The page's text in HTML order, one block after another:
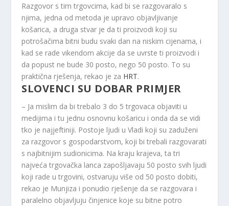
Razgovor s tim trgovcima, kad bi se razgovaralo s
njima, jedna od metoda je upravo objavljivanje
košarica, a druga stvar je da ti proizvodi koji su
potrošačima bitni budu svaki dan na niskim cijenama, i
kad se rade vikendom akcije da se uvrste ti proizvodi i
da popust ne bude 30 posto, nego 50 posto. To su
praktična rješenja, rekao je za HRT.
SLOVENCI SU DOBAR PRIMJER
– Ja mislim da bi trebalo 3 do 5 trgovaca objaviti u
medijima i tu jednu osnovnu košaricu i onda da se vidi
tko je najjeftiniji. Postoje ljudi u Vladi koji su zaduženi
za razgovor s gospodarstvom, koji bi trebali razgovarati
s najbitnijim sudionicima. Na kraju krajeva, ta tri
najveća trgovačka lanca zapošljavaju 50 posto svih ljudi
koji rade u trgovini, ostvaruju više od 50 posto dobiti,
rekao je Munjiza i ponudio rješenje da se razgovara i
paralelno objavljuju činjenice koje su bitne potro